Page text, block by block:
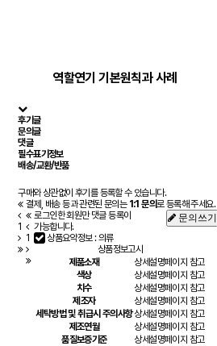
역할연기 기본원칙과 사례
후기글
문의글
댓글
필수표기정보
배송/교환/반품
구매와 상관없이 후기를 등록할 수 있습니다.
1
결제, 배송 등과 관련된 문의는 1:1 문의로 등록해 주세요.
1
문의쓰기
로그인한 회원만 댓글 등록이
가능합니다.
상품요약정보 : 의류
상품정보고시
제품소재
상세설명페이지 참고
색상
상세설명페이지 참고
치수
상세설명페이지 참고
제조자
상세설명페이지 참고
세탁방법 및 취급시 주의사항상세설명페이지 참고
제조연월
상세설명페이지 참고
품질보증기준
상세설명페이지 참고